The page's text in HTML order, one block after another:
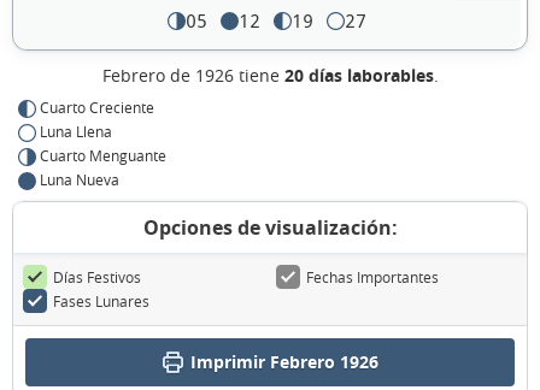
05 12 19 27
Febrero de 1926 tiene 20 días laborables.
Cuarto Creciente
Luna Llena
Cuarto Menguante
Luna Nueva
Opciones de visualización:
Días Festivos
Fechas Importantes
Fases Lunares
Imprimir Febrero 1926